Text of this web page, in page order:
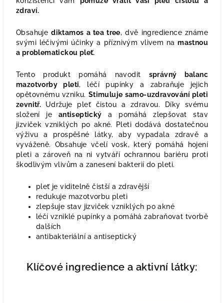
zdraví.
Obsahujediktamos a tea tree, dvě ingredience známe
svými léčivými účinky a příznivým vlivem namastnou
a problematickou pleť.
Tento produkt pomáhá navodit správný balanc
mazotvorby pleti, léčí pupínky a zabraňuje jejich
opětovnému vzniku. Stimuluje samo-uzdravování pleti
zevnitř. Udržuje pleť čistou a zdravou. Díky svému
složení je antiseptický a pomáhá zlepšovat stav
jizviček vzniklých po akné. Pleti dodává dostatečnou
výživu a prospěšné látky, aby vypadala zdravě a
vyváženě. Obsahuje včelí vosk, který pomáhá hojení
pleti a zároveň na ni vytváří ochrannou bariéru proti
škodlivým vlivům a zanesení bakterií do pleti.
pleť je viditelně čistší a zdravější
redukuje mazotvorbu pleti
zlepšuje stav jizviček vzniklých po akné
léčí vzniklé pupínky a pomáhá zabraňovat tvorbě
dalších
antibakteriální a antiseptický
Klíčové ingredience a aktivní látky: